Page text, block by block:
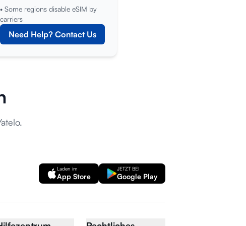
• Some regions disable eSIM by
carriers
Need Help? Contact Us
Laden im
App Store
JETZT BEI
Google Play